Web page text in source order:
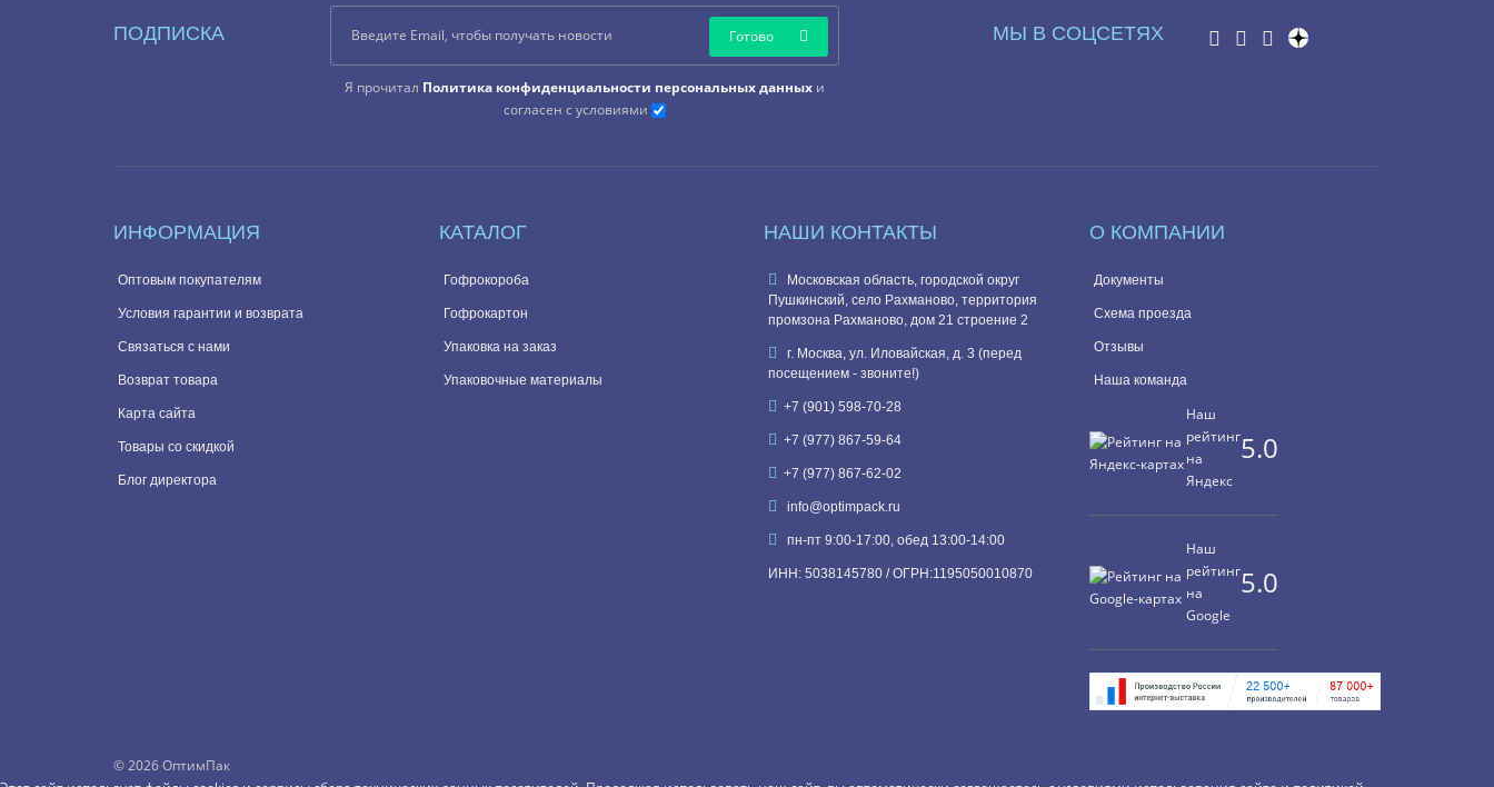
ПОДПИСКА
Я прочитал Политика конфиденциальности персональных данныхи
согласен с условиями
Готово МЫ В СОЦСЕТЯХ
ИНФОРМАЦИЯ
Оптовым покупателям
Условия гарантии и возврата
Связаться с нами
Возврат товара
Карта сайта
Товары со скидкой
Блог директора
КАТАЛОГ
Гофрокороба
Гофрокартон
Упаковка на заказ
Упаковочные материалы
НАШИ КОНТАКТЫ
Московская область, городской округ
Пушкинский, село Рахманово, территория
промзона Рахманово, дом 21 строение 2
г. Москва, ул. Иловайская, д. 3 (перед
посещением - звоните!)
+7 (901) 598-70-28
+7 (977) 867-59-64
+7 (977) 867-62-02
info@optimpack.ru
пн-пт 9:00-17:00, обед 13:00-14:00
ИНН: 5038145780 / ОГРН:1195050010870
О КОМПАНИИ
Документы
Схема проезда
Отзывы
Наша команда
Наш
рейтинг
на
Яндекс
5.0
Наш
рейтинг
на
Google
5.0
©2026 ОптимПак